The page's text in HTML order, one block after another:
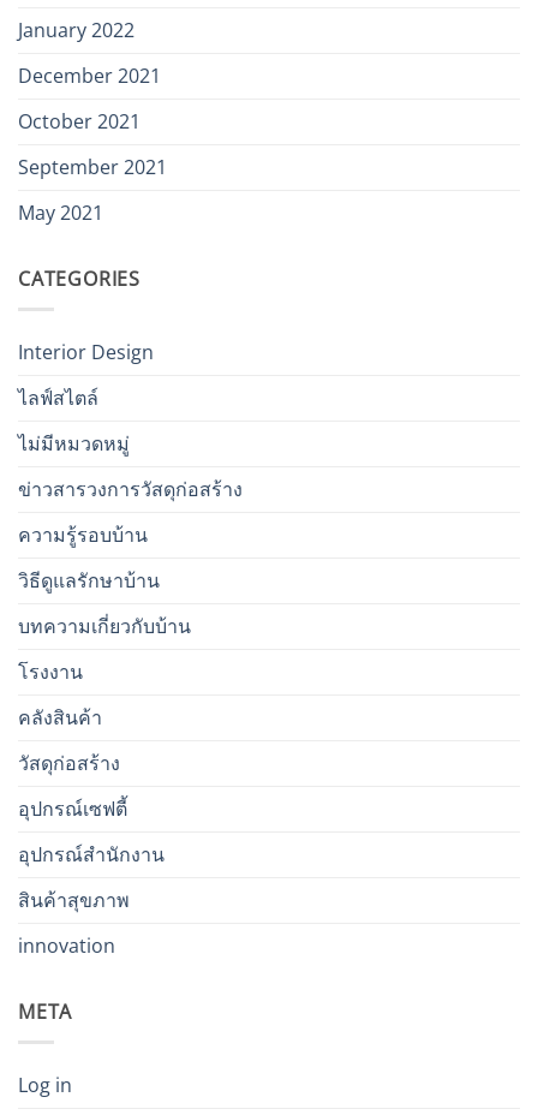
January 2022
December 2021
October 2021
September 2021
May 2021
CATEGORIES
Interior Design
ไลฟ์สไตล์
ไม่มีหมวดหมู่
ข่าวสารวงการวัสดุก่อสร้าง
ความรู้รอบบ้าน
วิธีดูแลรักษาบ้าน
บทความเกี่ยวกับบ้าน
โรงงาน
คลังสินค้า
วัสดุก่อสร้าง
อุปกรณ์เซฟตี้
อุปกรณ์สำนักงาน
สินค้าสุขภาพ
innovation
META
Log in